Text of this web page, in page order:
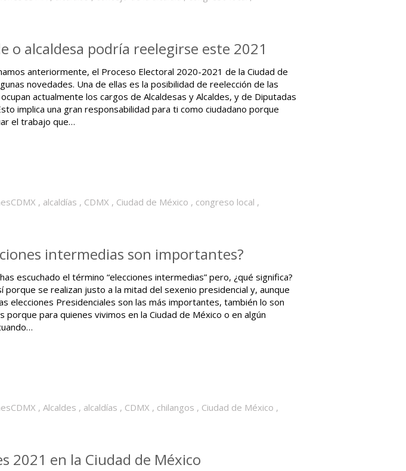
o alcaldesa podría reelegirse este 2021
anteriormente, el Proceso Electoral 2020-2021 de la Ciudad de
novedades. Una de ellas es la posibilidad de reelección de las
actualmente los cargos de Alcaldesas y Alcaldes, y de Diputadas
implica una gran responsabilidad para ti como ciudadano porque
el trabajo que…
, alcaldías , CDMX , Ciudad de México , congreso local ,
intermedias son importantes?
escuchado el término “elecciones intermedias” pero, ¿qué significa?
porque se realizan justo a la mitad del sexenio presidencial y, aunque
elecciones Presidenciales son las más importantes, también lo son
porque para quienes vivimos en la Ciudad de México o en algún
, Alcaldes , alcaldías , CDMX , chilangos , Ciudad de México ,
2021 en la Ciudad de México